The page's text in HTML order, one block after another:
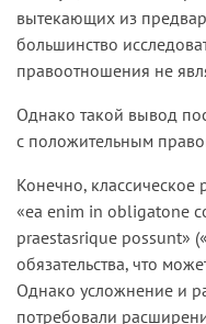
вытекающих из
большинство
правоотношения не
Однако такой вывод
с положительным
Конечно,
«ea enim in obligatone
praestasrique possunt»
обязательства, что
Однако усложнение и
потребовали